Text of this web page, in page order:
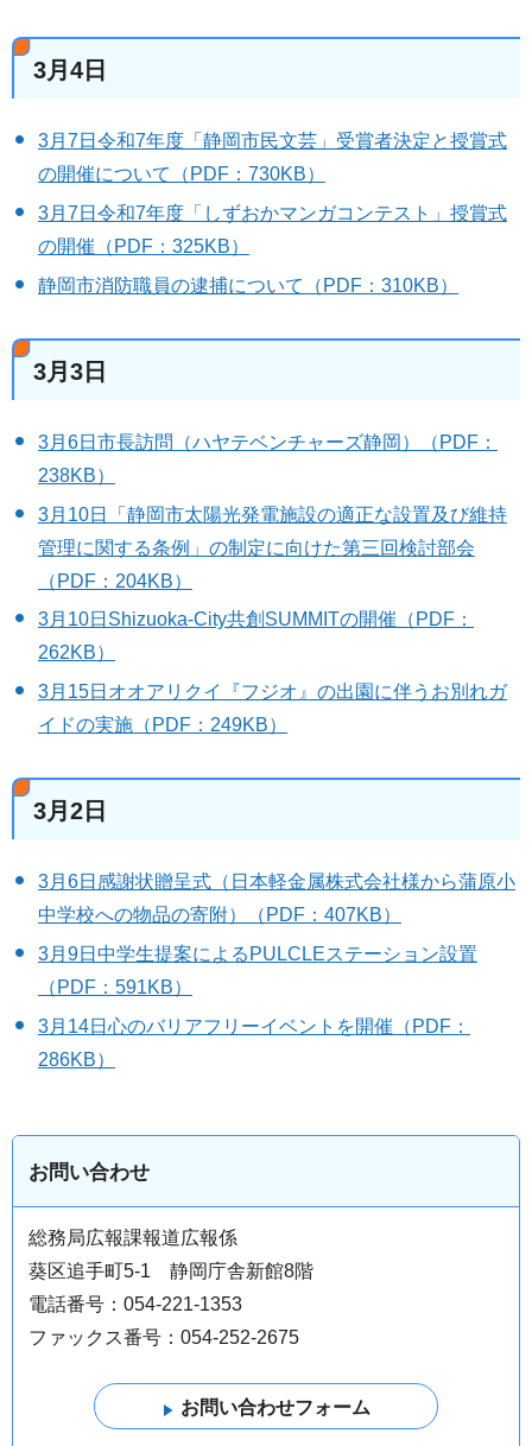
3月4日
3月7日令和7年度「静岡市民文芸」受賞者決定と授賞式
の開催について（PDF：730KB）
3月7日令和7年度「しずおかマンガコンテスト」授賞式
の開催（PDF：325KB）
静岡市消防職員の逮捕について（PDF：310KB）
3月3日
3月6日市長訪問（ハヤテベンチャーズ静岡）（PDF：
238KB）
3月10日「静岡市太陽光発電施設の適正な設置及び維持
管理に関する条例」の制定に向けた第三回検討部会
（PDF：204KB）
3月10日Shizuoka-City共創SUMMITの開催（PDF：
262KB）
3月15日オオアリクイ『フジオ』の出園に伴うお別れガ
イドの実施（PDF：249KB）
3月2日
3月6日感謝状贈呈式（日本軽金属株式会社様から蒲原小
中学校への物品の寄附）（PDF：407KB）
3月9日中学生提案によるPULCLEステーション設置
（PDF：591KB）
3月14日心のバリアフリーイベントを開催（PDF：
286KB）
お問い合わせ
総務局広報課報道広報係
葵区追手町5-1 静岡庁舎新館8階
電話番号：054-221-1353
ファックス番号：054-252-2675